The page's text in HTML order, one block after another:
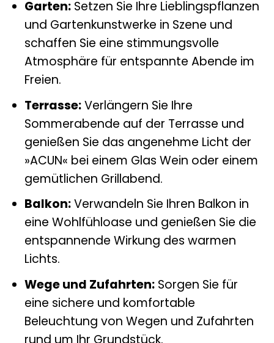
Garten:Setzen Sie Ihre Lieblingspflanzen
und Gartenkunstwerke in Szene und
schaffen Sie eine stimmungsvolle
Atmosphäre für entspannte Abende im
Freien.
Terrasse:Verlängern Sie Ihre
Sommerabende auf der Terrasse und
genießen Sie das angenehme Licht der
»ACUN« bei einem Glas Wein oder einem
gemütlichen Grillabend.
Balkon:Verwandeln Sie Ihren Balkon in
eine Wohlfühloase und genießen Sie die
entspannende Wirkung des warmen
Lichts.
Wege und Zufahrten:Sorgen Sie für
eine sichere und komfortable
Beleuchtung von Wegen und Zufahrten
rund um Ihr Grundstück.